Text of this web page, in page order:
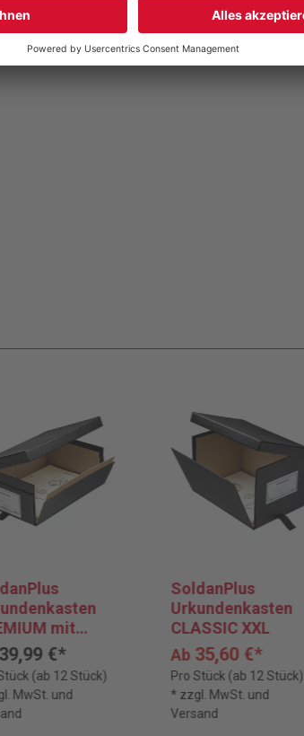
mit
39,99 €*
(ab 12 Stück)
MwSt. und
SoldanPlus
Urkundenkasten
CLASSIC XXL
Ab35,60 €*
Pro Stück (ab 12 Stück)
* zzgl. MwSt. und
Versand